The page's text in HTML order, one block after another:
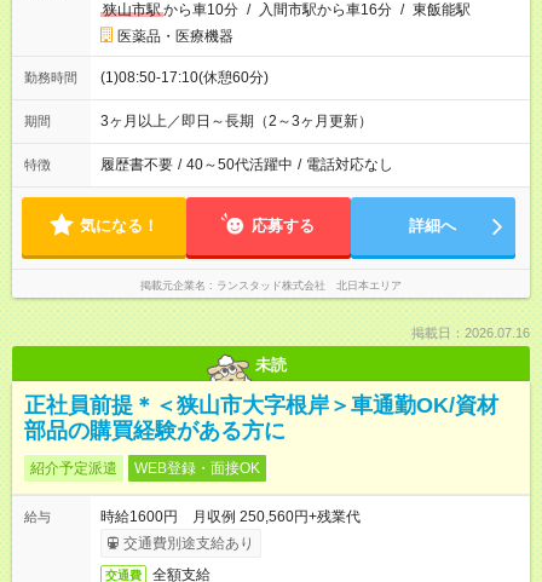
狭山市駅から車10分 / 入間市駅から車16分 / 東飯能駅
医薬品・医療機器
勤務時間 (1)08:50-17:10(休憩60分)
期間 3ヶ月以上／即日～長期（2～3ヶ月更新）
特徴 履歴書不要 / 40～50代活躍中 / 電話対応なし
気になる！ 応募する 詳細へ
掲載元企業名 ランスタッド株式会社 北日本エリア
掲載日：2026.07.16
未読
正社員前提＊＜狭山市大字根岸＞車通勤OK/資材
部品の購買経験がある方に
紹介予定派遣 WEB登録・面接OK
給与
時給1600円 月収例 250,560円+残業代
交通費別途支給あり
交通費 全額支給